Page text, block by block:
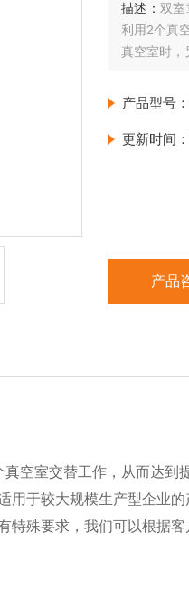
描述： 双
利用2个真
真空室时，
产品型号
更新时间：
产品
真空室交替工作，从而达
用于较大规模生产型企业
殊要求，我们可以根据客